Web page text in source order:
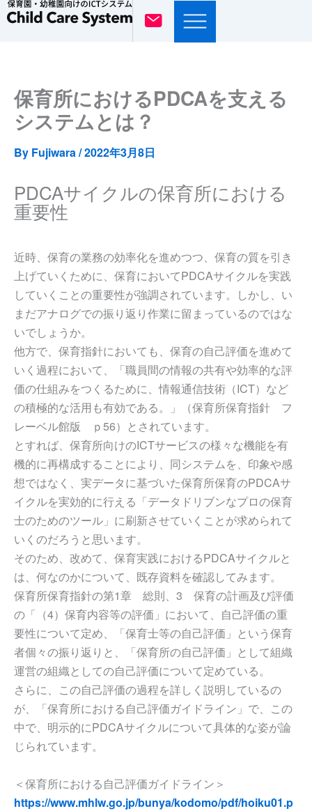
内
容
保育所におけるPDCAを支える
システムとは？
By Fujiwara/2022年3月8日
PDCAサイクルの保育所における
重要性
近時、保育の業務の効率化を進めつつ、保育の質を引き
上げていくために、保育においてPDCAサイクルを実践
していくことの重要性が強調されています。しかし、い
まだアナログでの振り返り作業に留まっているのではな
いでしょうか。
他方で、保育指針においても、保育の自己評価を進めて
いく過程において、「職員間の情報の共有や効率的な評
価の仕組みをつくるために、情報通信技術（ICT）など
の積極的な活用も有効である。」（保育所保育指針 フ
レーベル館版 ｐ56）とされています。
とすれば、保育所向けのICTサービスの様々な機能を有
機的に再構成することにより、同システムを、印象や感
想ではなく、実データに基づいた保育所保育のPDCAサ
イクルを実効的に行える「データドリブンなプロの保育
士のためのツール」に刷新させていくことが求められて
いくのだろうと思います。
そのため、改めて、保育実践におけるPDCAサイクルと
は、何なのかについて、既存資料を確認してみます。
保育所保育指針の第1章 総則、3 保育の計画及び評価
の「（4）保育内容等の評価」において、自己評価の重
要性について定め、「保育士等の自己評価」という保育
者個々の振り返りと、「保育所の自己評価」として組織
運営の組織としての自己評価について定めている。
さらに、この自己評価の過程を詳しく説明しているの
が、「保育所における自己評価ガイドライン」で、この
中で、明示的にPDCAサイクルについて具体的な姿が論
じられています。
＜保育所における自己評価ガイドライン＞
https://www.mhlw.go.jp/bunya/kodomo/pdf/hoiku01.p